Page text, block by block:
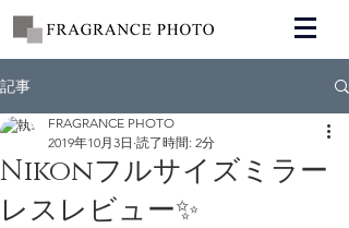
記事
Nikonフルサイズミラー
レスレビュー✨
FRAGRANCE PHOTO
2019年10月3日 読了時間: 2分